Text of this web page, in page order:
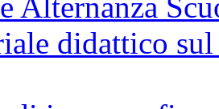
didattico